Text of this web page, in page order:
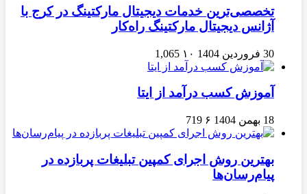
تخصصی‌ترین خدمات دیجیتال مارکتینگ در کرج با
آژانس دیجیتال مارکتینگ راه‌کار
30 فروردین 1404 ۱۰ 1,065
آموزش کسب درآمد از ایتا
18 بهمن 1404 ۶ 719
بهترین روش اجرای کمپین تبلیغات پربازده در
پیام‌رسان‌ها